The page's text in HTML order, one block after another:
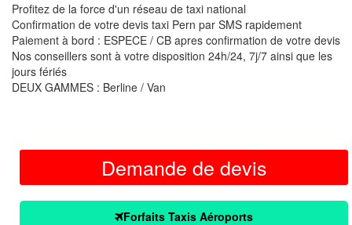
Profitez de la force d'un réseau de taxi national
Confirmation de votre devis taxi Pern par SMS rapidement
Paiement à bord : ESPECE / CB apres confirmation de votre devis
Nos conseillers sont à votre disposition 24h/24, 7j/7 ainsi que les
jours fériés
DEUX GAMMES : Berline / Van
Demande de devis
Forfaits Taxis Aéroports